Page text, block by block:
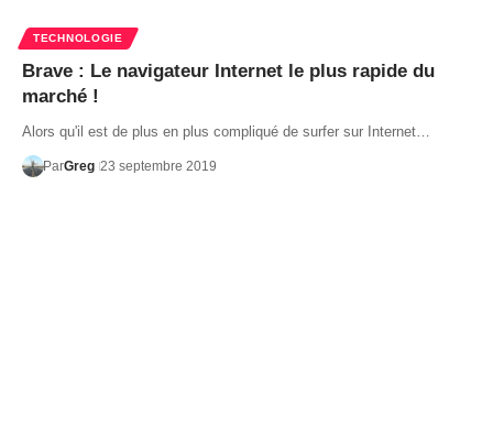
TECHNOLOGIE
Brave : Le navigateur Internet le plus rapide du
marché !
Alors qu'il est de plus en plus compliqué de surfer sur Internet…
ParGreg 23 septembre 2019